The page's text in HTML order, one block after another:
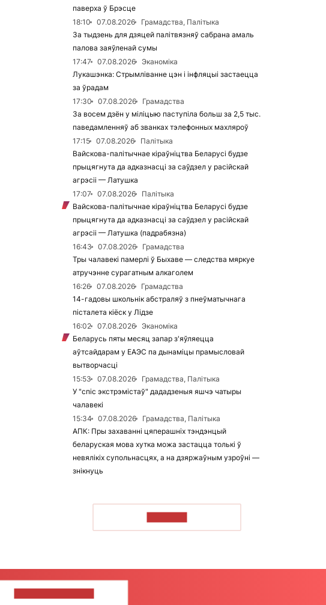
паверха ў Брэсце
18:10
07.08.2026
Грамадства, Палітыка
За тыдзень для дзяцей палітвязняў сабрана амаль
палова заяўленай сумы
17:47
07.08.2026
Эканоміка
Лукашэнка: Стрымліванне цэн і інфляцыі застаецца
за ўрадам
17:30
07.08.2026
Грамадства
За восем дзён у міліцыю паступіла больш за 2,5 тыс.
паведамленняў аб званках тэлефонных махляроў
17:15
07.08.2026
Палітыка
Вайскова-палітычнае кіраўніцтва Беларусі будзе
прыцягнута да адказнасці за саўдзел у расійскай
агрэсіі — Латушка
17:07
07.08.2026
Палітыка
Вайскова-палітычнае кіраўніцтва Беларусі будзе
прыцягнута да адказнасці за саўдзел у расійскай
агрэсіі — Латушка (падрабязна)
16:43
07.08.2026
Грамадства
Тры чалавекі памерлі ў Быхаве — следства мяркуе
атручэнне сурагатным алкаголем
16:26
07.08.2026
Грамадства
14-гадовы школьнік абстраляў з пнеўматычнага
пісталета кіёск у Лідзе
16:02
07.08.2026
Эканоміка
Беларусь пяты месяц запар з'яўляецца
аўтсайдарам у ЕАЭС па дынаміцы прамысловай
вытворчасці
15:53
07.08.2026
Грамадства, Палітыка
У "спіс экстрэмістаў" дададзеныя яшчэ чатыры
чалавекі
15:34
07.08.2026
Грамадства, Палітыка
АПК: Пры захаванні цяперашніх тэндэнцый
беларуская мова хутка можа застацца толькі ў
невялікіх супольнасцях, а на дзяржаўным узроўні —
знікнуць